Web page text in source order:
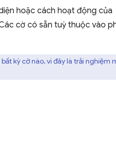
hoặc cách hoạt động của
cờ có sẵn tuỳ thuộc vào
kỳ cờ nào, vì đây là trải nghiệm